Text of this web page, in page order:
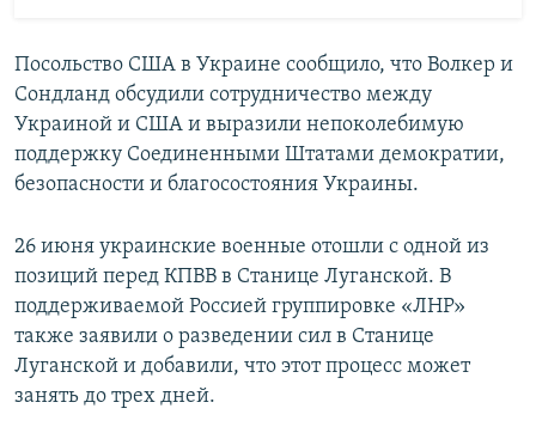
Посольство США в Украине сообщило, что Волкер и
Сондланд обсудили сотрудничество между
Украиной и США и выразили непоколебимую
поддержку Соединенными Штатами демократии,
безопасности и благосостояния Украины.
26 июня украинские военные отошли с одной из
позиций перед КПВВ в Станице Луганской. В
поддерживаемой Россией группировке «ЛНР»
также заявили о разведении сил в Станице
Луганской и добавили, что этот процесс может
занять до трех дней.